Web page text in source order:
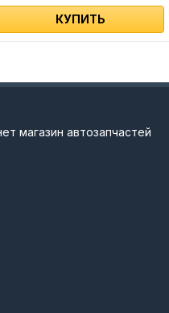
КУПИТЬ
магазин автозапчастей